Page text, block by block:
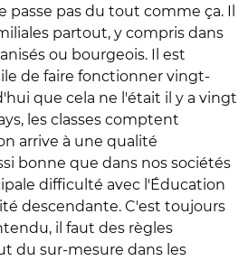
passe pas du tout comme ça. Il
partout, y compris dans
ou bourgeois. Il est
de faire fonctionner vingt-
que cela ne l'était il y a vingt
les classes comptent
arrive à une qualité
bonne que dans nos sociétés
difficulté avec l'Éducation
descendante. C'est toujours
il faut des règles
du sur-mesure dans les